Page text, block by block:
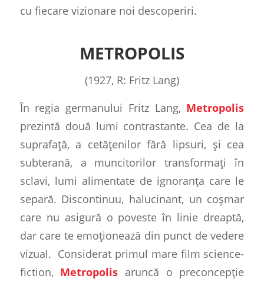
cu fiecare vizionare noi descoperiri.
METROPOLIS
(1927, R: Fritz Lang)
În regia germanului Fritz Lang, Metropolis
prezintă două lumi contrastante. Cea de la
suprafață, a cetățenilor fără lipsuri, și cea
subterană, a muncitorilor transformați în
sclavi, lumi alimentate de ignoranța care le
separă. Discontinuu, halucinant, un coșmar
care nu asigură o poveste în linie dreaptă,
dar care te emoționează din punct de vedere
vizual. Considerat primul mare film science-
fiction, Metropolis aruncă o preconcepție